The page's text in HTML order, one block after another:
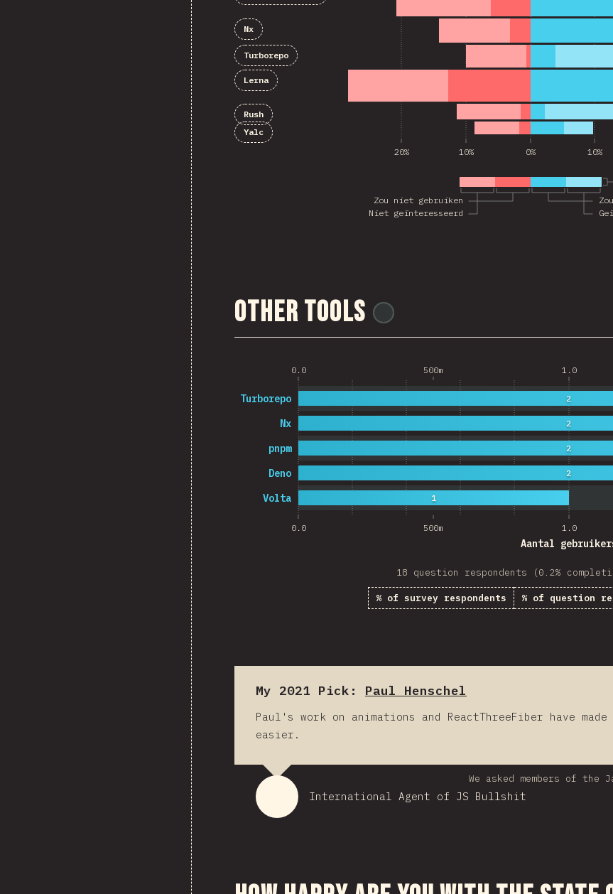
Niet geïnteresseerd
Zou niet gebruiken
20% 10% 0% 10%
Nx
Turborepo
Lerna
Rush
Yalc
Other Tools
0.0 500m 1.0
0.0 500m 1.0
Aantal
Volta
Deno
pnpm
Nx
Turborepo
1
2
2
2
2
18 question respondents (0.2%
% of survey respondents % of question
My 2021 Pick: Paul Henschel
Paul's work on animations and ReactThreeFiber have
easier.
We asked members of
International Agent of JS Bullshit